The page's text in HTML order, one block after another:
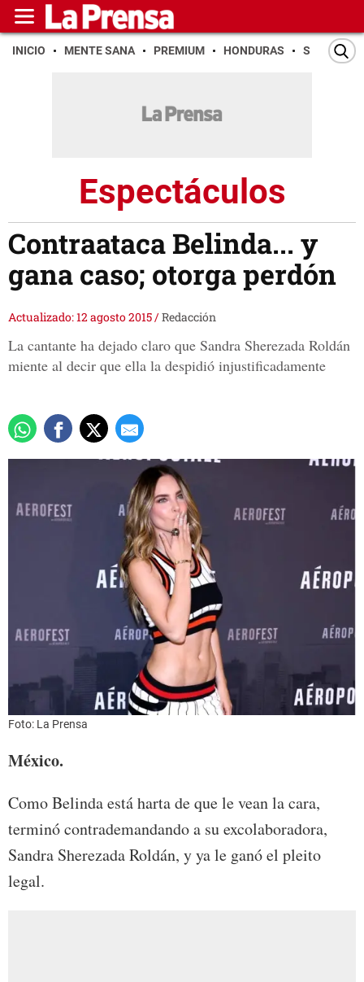
INICIO MENTE SANA PREMIUM HONDURAS SAN PEDRO
Espectáculos
Contraataca Belinda... y
gana caso; otorga perdón
Actualizado: 12 agosto 2015/Redacción
La cantante ha dejado claro que Sandra Sherezada Roldán
miente al decir que ella la despidió injustificadamente
Foto: La Prensa
México.
Como Belinda está harta de que le vean la cara,
terminó contrademandando a su excolaboradora,
Sandra Sherezada Roldán, y ya le ganó el pleito
legal.